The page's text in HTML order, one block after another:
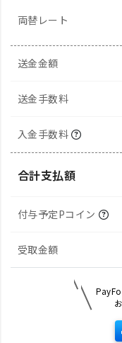
両替レート
送金金額
送金手数料
入金手数料
合計支払額
付与予定Pコイン
受取金額